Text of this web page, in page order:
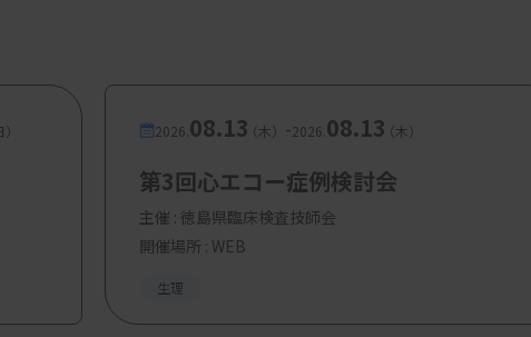
2026. 08.13（木） -2026. 08.13（木）
第3回心エコー症例検討会
主催 : 徳島県臨床検査技師会
開催場所 : WEB
生理